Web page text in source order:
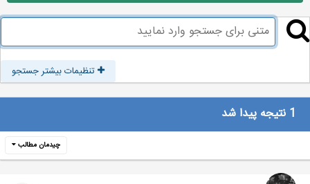
تنظیمات بیشتر جستجو
چیدمان مطالب